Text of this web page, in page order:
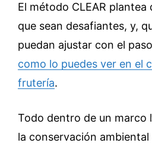
El método CLEAR
que sean desafiantes, y,
puedan ajustar con el
como lo puedes ver en el
frutería.
Todo dentro de un marco
la conservación